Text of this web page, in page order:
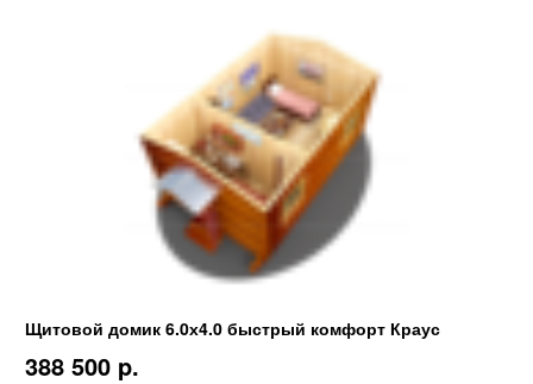
Щитовой домик 6.0х4.0 быстрый комфорт Краус
388 500 p.